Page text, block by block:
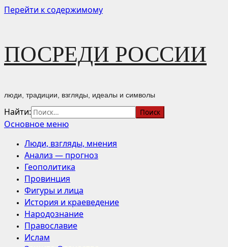
Перейти к содержимому
ПОСРЕДИ РОССИИ
люди, традиции, взгляды, идеалы и символы
Найти:
Основное меню
Люди, взгляды, мнения
Анализ — прогноз
Геополитика
Провинция
Фигуры и лица
История и краеведение
Народознание
Православие
Ислам